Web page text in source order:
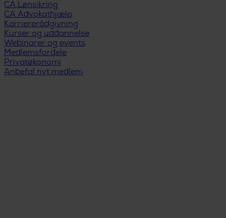
CA Lønsikring
CA Advokathjælp
Karriererådgivning
Kurser og uddannelse
Webinarer og events
Medlemsfordele
Privatøkonomi
Anbefal nyt medlem